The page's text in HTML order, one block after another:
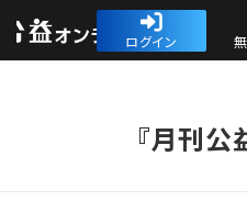
ログイン
『月刊公